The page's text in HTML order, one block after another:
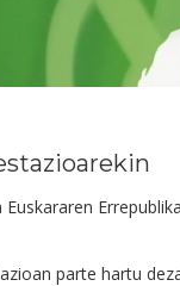
parte hartu